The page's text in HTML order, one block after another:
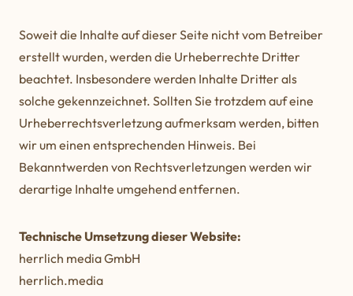
Soweit die Inhalte auf dieser Seite nicht vom Betreiber
erstellt wurden, werden die Urheberrechte Dritter
beachtet. Insbesondere werden Inhalte Dritter als
solche gekennzeichnet. Sollten Sie trotzdem auf eine
Urheberrechtsverletzung aufmerksam werden, bitten
wir um einen entsprechenden Hinweis. Bei
Bekanntwerden von Rechtsverletzungen werden wir
derartige Inhalte umgehend entfernen.
Technische Umsetzung dieser Website:
herrlich media GmbH
herrlich.media